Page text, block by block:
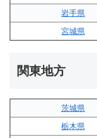
岩手県
宮城県
関東地方
茨城県
栃木県